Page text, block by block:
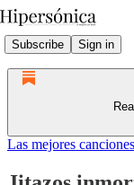
Subscribe Sign in
Las mejores